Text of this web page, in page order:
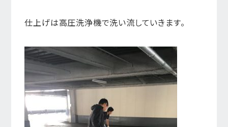
仕上げは高圧洗浄機で洗い流していきます。